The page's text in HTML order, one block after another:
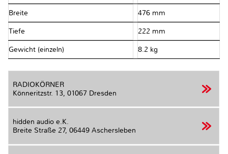
Breite 476 mm
Tiefe 222 mm
Gewicht (einzeln) 8.2 kg
RADIOKÖRNER
Könneritzstr. 13, 01067 Dresden
hidden audio e.K.
Breite Straße 27, 06449 Aschersleben